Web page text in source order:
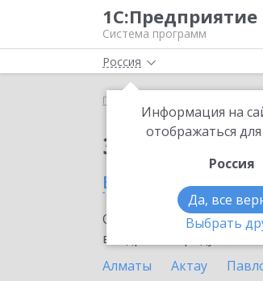
1С:Предприятие
Система программ
Россия
Информация на
отображаться
Россия
Да, все
Выбрать
Главная
Заказать
в Караганде
Ознакомьтесь с
внедрение продукта.
Алматы
Актау